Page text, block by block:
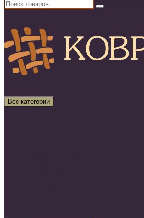
Все категории